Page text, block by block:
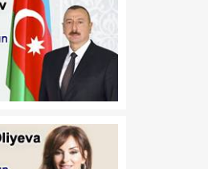
cu il 30
nömrəli
2020-ci il